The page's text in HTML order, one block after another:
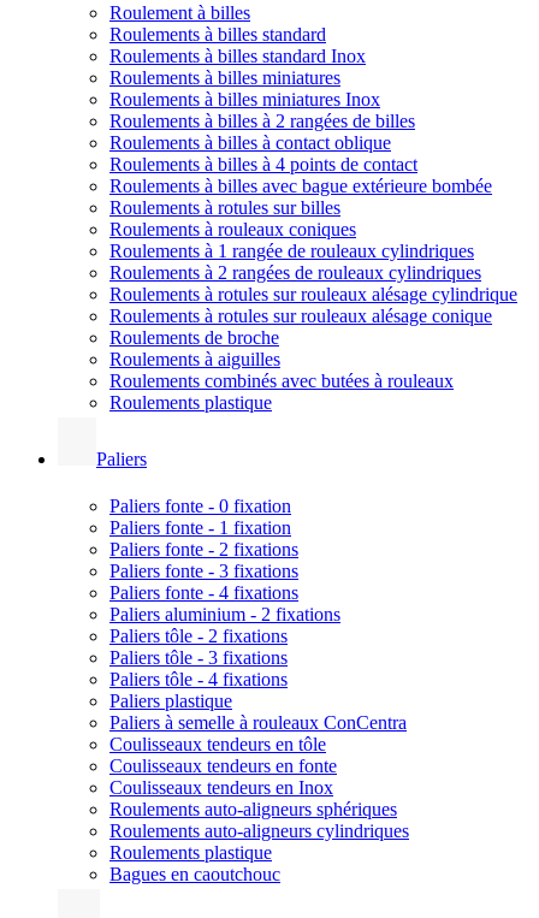
Roulement à billes
Roulements à billes standard
Roulements à billes standard Inox
Roulements à billes miniatures
Roulements à billes miniatures Inox
Roulements à billes à 2 rangées de billes
Roulements à billes à contact oblique
Roulements à billes à 4 points de contact
Roulements à billes avec bague extérieure bombée
Roulements à rotules sur billes
Roulements à rouleaux coniques
Roulements à 1 rangée de rouleaux cylindriques
Roulements à 2 rangées de rouleaux cylindriques
Roulements à rotules sur rouleaux alésage cylindrique
Roulements à rotules sur rouleaux alésage conique
Roulements de broche
Roulements à aiguilles
Roulements combinés avec butées à rouleaux
Roulements plastique
Paliers
Paliers fonte - 0 fixation
Paliers fonte - 1 fixation
Paliers fonte - 2 fixations
Paliers fonte - 3 fixations
Paliers fonte - 4 fixations
Paliers aluminium - 2 fixations
Paliers tôle - 2 fixations
Paliers tôle - 3 fixations
Paliers tôle - 4 fixations
Paliers plastique
Paliers à semelle à rouleaux ConCentra
Coulisseaux tendeurs en tôle
Coulisseaux tendeurs en fonte
Coulisseaux tendeurs en Inox
Roulements auto-aligneurs sphériques
Roulements auto-aligneurs cylindriques
Roulements plastique
Bagues en caoutchouc